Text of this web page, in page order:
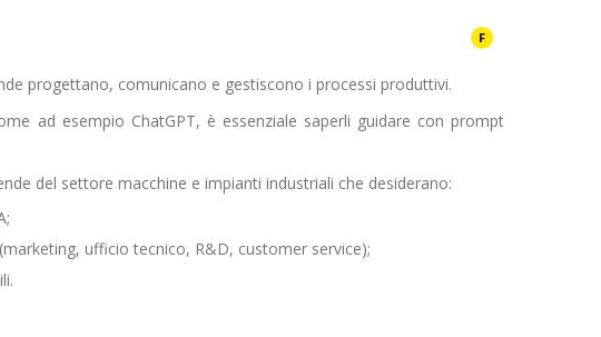
F
progettano, comunicano e gestiscono i processi produttivi.
ad esempio ChatGPT, è essenziale saperli guidare con prompt
del settore macchine e impianti industriali che desiderano:
ufficio tecnico, R&D, customer service);